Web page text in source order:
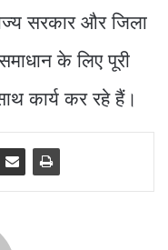
सरकार और जिला
के लिए पूरी
कार्य कर रहे हैं।